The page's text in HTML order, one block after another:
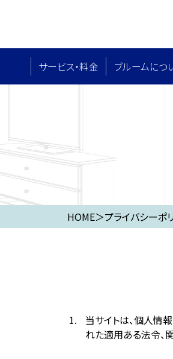
サービス・料⾦ ブルームにつ
HOME＞プライバシーポ
当サイトは、個人情
れた適用ある法令、